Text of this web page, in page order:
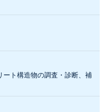
ート構造物の調査・診断、補